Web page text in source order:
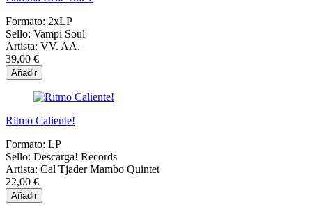
Formato: 2xLP
Sello: Vampi Soul
Artista: VV. AA.
39,00 €
Añadir
Ritmo Caliente!
Formato: LP
Sello: Descarga! Records
Artista: Cal Tjader Mambo Quintet
22,00 €
Añadir